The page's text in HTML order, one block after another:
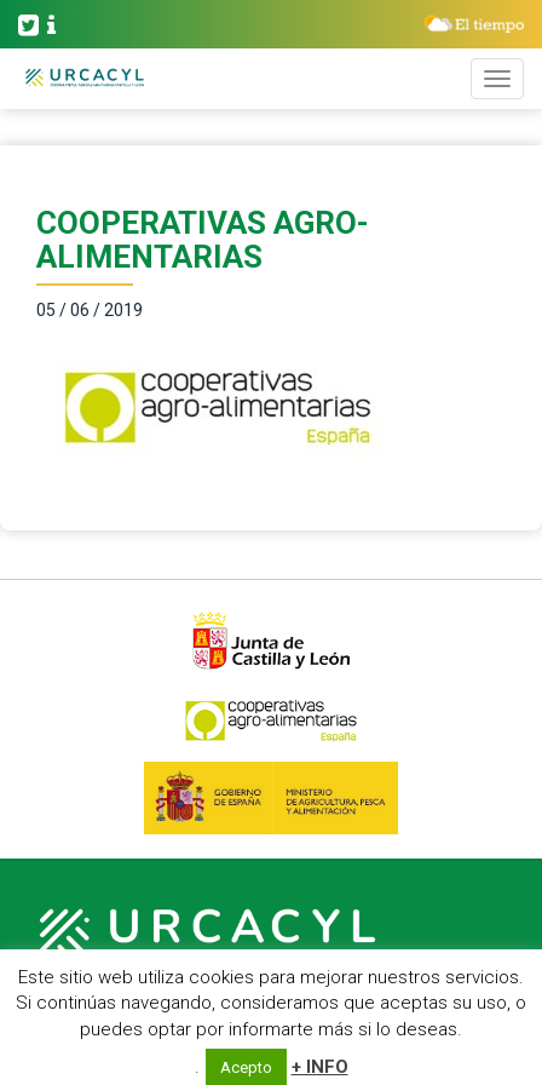
COOPERATIVAS AGRO-
ALIMENTARIAS
05 / 06 / 2019
C/ Hípica, 1, entreplanta - 47007 Valladolid
Telf.: 983 23 95 15 - Fax: 983 22 23 56 -
Este sitio web utiliza cookies para mejorar nuestros servicios.
Si continúas navegando, consideramos que aceptas su uso, o
puedes optar por informarte más si lo deseas.
.
Acepto + INFO